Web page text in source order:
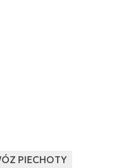
PIECHOTY